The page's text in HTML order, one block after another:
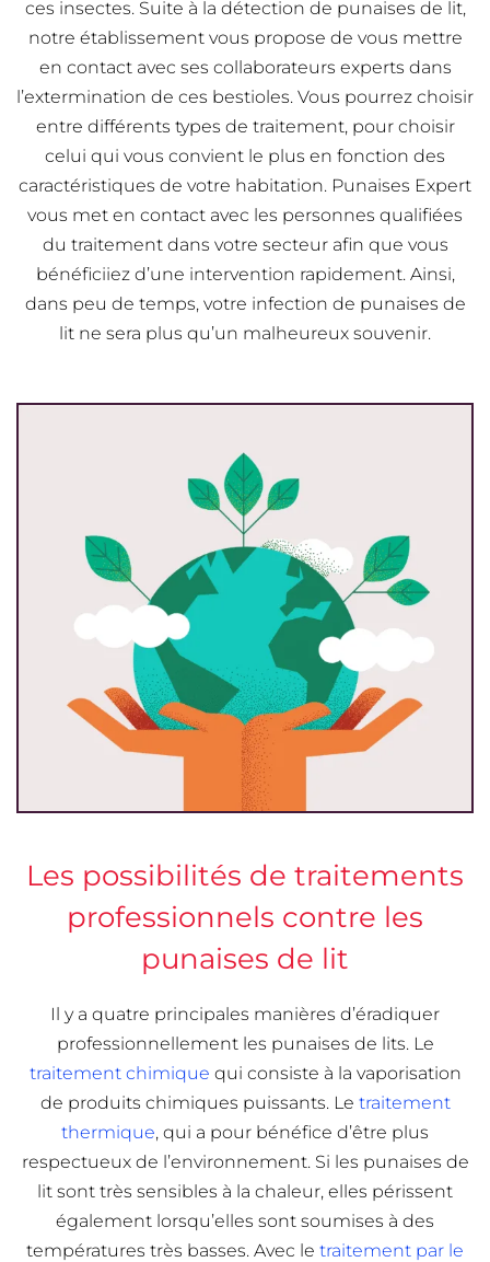
ces insectes. Suite à la détection de punaises de lit,
notre établissement vous propose de vous mettre
en contact avec ses collaborateurs experts dans
l’extermination de ces bestioles. Vous pourrez choisir
entre différents types de traitement, pour choisir
celui qui vous convient le plus en fonction des
caractéristiques de votre habitation. Punaises Expert
vous met en contact avec les personnes qualifiées
du traitement dans votre secteur afin que vous
bénéficiiez d’une intervention rapidement. Ainsi,
dans peu de temps, votre infection de punaises de
lit ne sera plus qu’un malheureux souvenir.
Les possibilités de traitements
professionnels contre les
punaises de lit
Il y a quatre principales manières d’éradiquer
professionnellement les punaises de lits. Le
traitement chimique qui consiste à la vaporisation
de produits chimiques puissants. Le traitement
thermique, qui a pour bénéfice d’être plus
respectueux de l’environnement. Si les punaises de
lit sont très sensibles à la chaleur, elles périssent
également lorsqu’elles sont soumises à des
températures très basses. Avec le traitement par le